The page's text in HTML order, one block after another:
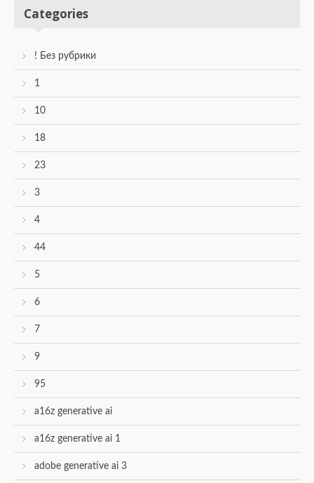
Categories
! Без рубрики
1
10
18
23
3
4
44
5
6
7
9
95
a16z generative ai
a16z generative ai 1
adobe generative ai 3